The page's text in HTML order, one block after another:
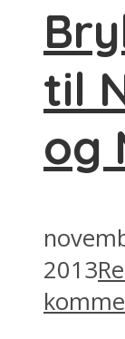
til
og
2013